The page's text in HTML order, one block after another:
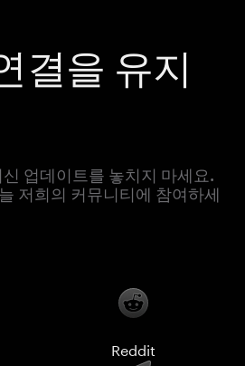
결을 유지
업데이트를 놓치지 마세요.
저희의 커뮤니티에 참여하세
Reddit